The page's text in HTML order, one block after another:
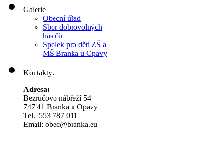
Galerie
Obecní úřad
Sbor dobrovolných
hasičů
Spolek pro děti ZŠ a
MŠ Branka u Opavy
Kontakty:
Adresa:
Bezručovo nábřeží 54
747 41 Branka u Opavy
Tel.: 553 787 011
Email: obec@branka.eu